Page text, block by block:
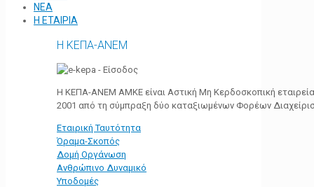
ΝΕΑ
Η ΕΤΑΙΡΙΑ
Η ΚΕΠΑ-ΑΝΕΜ
Η ΚΕΠΑ-ΑΝΕΜ ΑΜΚΕ είναι Αστική Μη Κερδοσκοπική
2001 από τη σύμπραξη δύο καταξιωμένων Φορέων
Εταιρική Ταυτότητα
Όραμα-Σκοπός
Δομή Οργάνωση
Ανθρώπινο Δυναμικό
Υποδομές